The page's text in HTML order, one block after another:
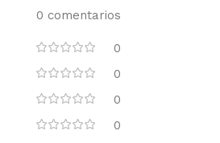
0 comentarios
0
0
0
0